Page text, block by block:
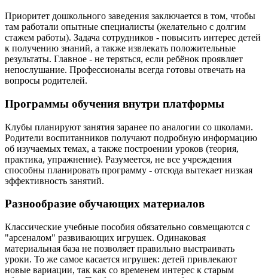
Приоритет дошкольного заведения заключается в том, чтобы
там работали опытные специалисты (желательно с долгим
стажем работы). Задача сотрудников - повысить интерес детей
к получению знаний, а также извлекать положительные
результаты. Главное - не теряться, если ребёнок проявляет
непослушание. Профессионалы всегда готовы отвечать на
вопросы родителей.
Программы обучения внутри платформы
Клубы планируют занятия заранее по аналогии со школами.
Родители воспитанников получают подробную информацию
об изучаемых темах, а также построении уроков (теория,
практика, упражнение). Разумеется, не все учреждения
способны планировать программу - отсюда вытекает низкая
эффективность занятий.
Разнообразие обучающих материалов
Классические учебные пособия обязательно совмещаются с
"арсеналом" развивающих игрушек. Одинаковая
материальная база не позволяет правильно выстраивать
уроки. То же самое касается игрушек: детей привлекают
новые вариации, так как со временем интерес к старым